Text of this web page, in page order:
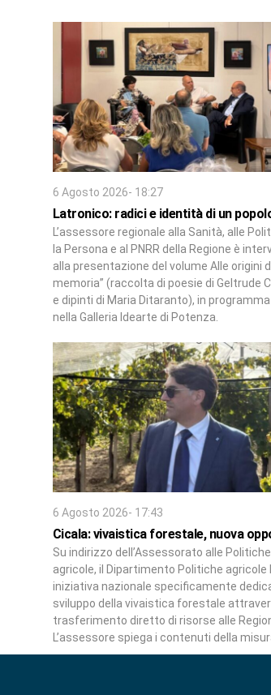
6 Agosto 2026- 18:27
Latronico: radici e identità di un
L’assessore regionale alla Sanità, alle
la Persona e al PNRR della Regione è
alla presentazione del volume Alle origini
memoria” (raccolta di poesie di Geltrude
e dipinti di Maria Ditaranto), in
nella Galleria Idearte di Potenza.
6 Agosto 2026- 17:43
Cicala: vivaistica forestale, nuova
Su indirizzo dell’Assessorato alle Politiche
agricole, il Dipartimento Politiche agricole
iniziativa nazionale specificamente
sviluppo della vivaistica forestale
trasferimento diretto di risorse alle
L’assessore spiega i contenuti della